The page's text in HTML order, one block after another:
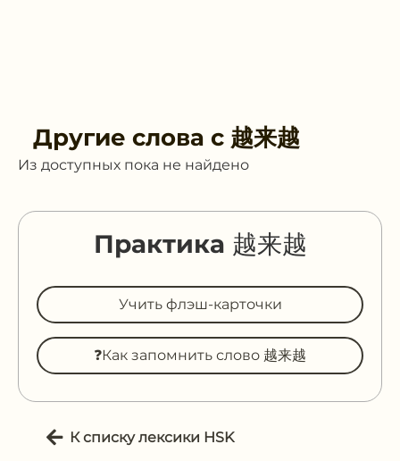
Другие слова с 越来越
Из доступных пока не найдено
Практика 越来越
Учить флэш-карточки
❓Как запомнить слово 越来越
К списку лексики HSK